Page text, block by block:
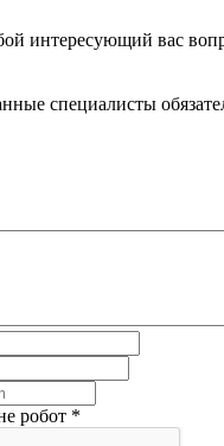
интересующий вас
специалисты
робот *